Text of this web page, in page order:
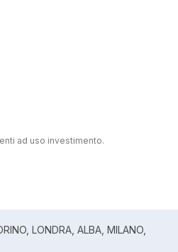
ad uso investimento.
LONDRA, ALBA, MILANO,